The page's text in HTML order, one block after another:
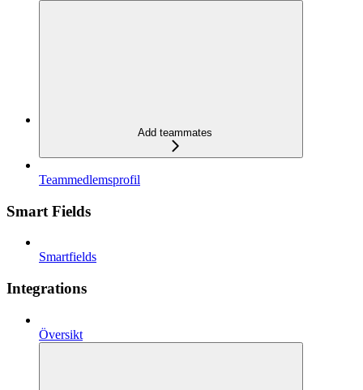
Add teammates
Teammedlemsprofil
Smart Fields
Smartfields
Integrations
Översikt